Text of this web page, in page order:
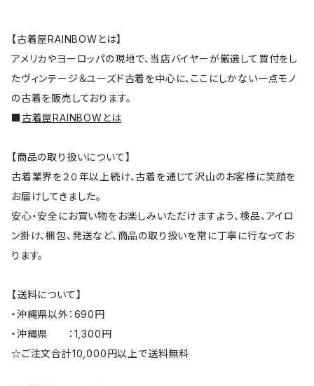
【古着屋RAINBOWとは】
アメリカやヨーロッパの現地で、当店バイヤーが厳選して買付をし
たヴィンテージ＆ユーズド古着を中心に、ここにしかない一点モノ
の古着を販売しております。
■古着屋RAINBOWとは
【商品の取り扱いについて】
古着業界を２０年以上続け、古着を通じて沢山のお客様に笑顔を
お届けしてきました。
安心・安全にお買い物をお楽しみいただけますよう、検品、アイロ
ン掛け、梱包、発送など、商品の取り扱いを常に丁寧に行なってお
ります。
【送料について】
・沖縄県以外：690円
・沖縄県 ：1,300円
☆ご注文合計10,000円以上で送料無料